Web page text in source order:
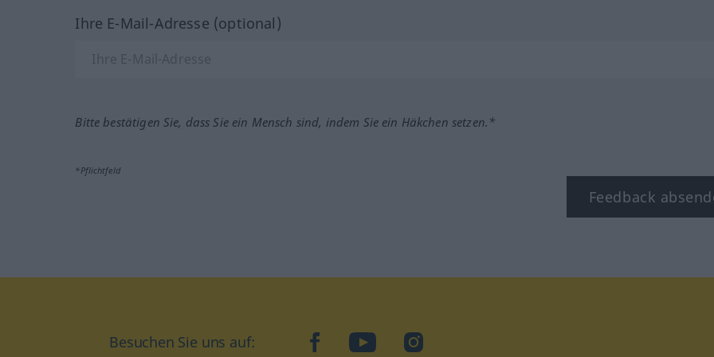
Ihre E-Mail-Adresse (optional)
Bitte bestätigen Sie, dass Sie ein Mensch sind, indem Sie ein Häkchen setzen.*
*Pflichtfeld
Feedback
Besuchen Sie uns auf: facebookYouTubeInstagram